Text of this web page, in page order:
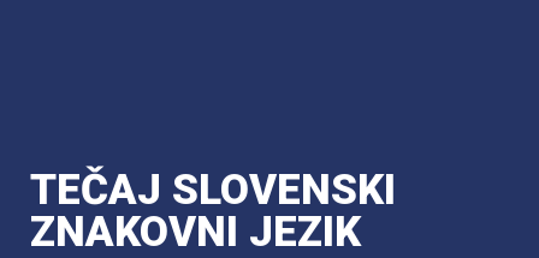
TEČAJ SLOVENSKI
ZNAKOVNI JEZIK